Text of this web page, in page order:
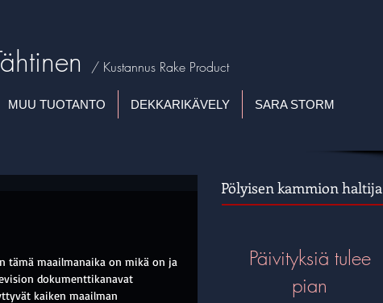
/ Kustannus Rake Product
MUU TUOTANTO DEKKARIKÄVELY SARA STORM
tämä maailmanaika on mikä on ja
dokumenttikanavat
kaiken maailman
Pölyisen kammion haltija
Päivityksiä tulee
pian